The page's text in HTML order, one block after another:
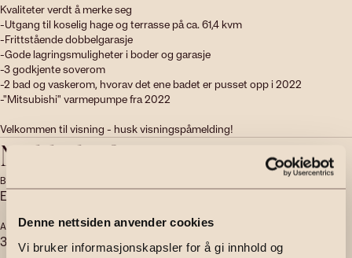
Denne nettsiden anvender cookies
Vi bruker informasjonskapsler for å gi innhold og
Kvaliteter verdt å merke seg
-Utgang til koselig hage og terrasse på ca. 61,4 kvm
-Frittstående dobbelgarasje
-Gode lagringsmuligheter i boder og garasje
-3 godkjente soverom
-2 bad og vaskerom, hvorav det ene badet er pusset opp i 2022
-"Mitsubishi" varmepumpe fra 2022
Velkommen til visning - husk visningspåmelding!
Nøkkelinfo
BOLIGTYPE
Enebolig Eier
ANTALL SOVEROM
3
ANTALL BAD
2